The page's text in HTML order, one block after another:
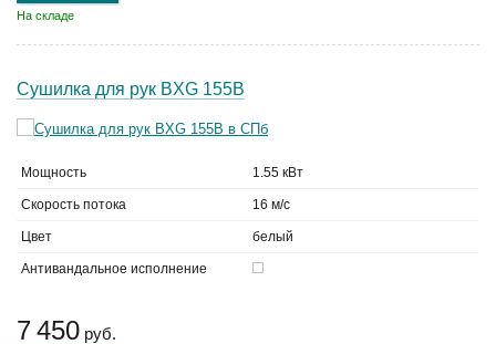
На складе
Сушилка для рук BXG 155B
Мощность 1.55 кВт
Скорость потока 16 м/с
Цвет белый
Антивандальное исполнение
7 450 руб.